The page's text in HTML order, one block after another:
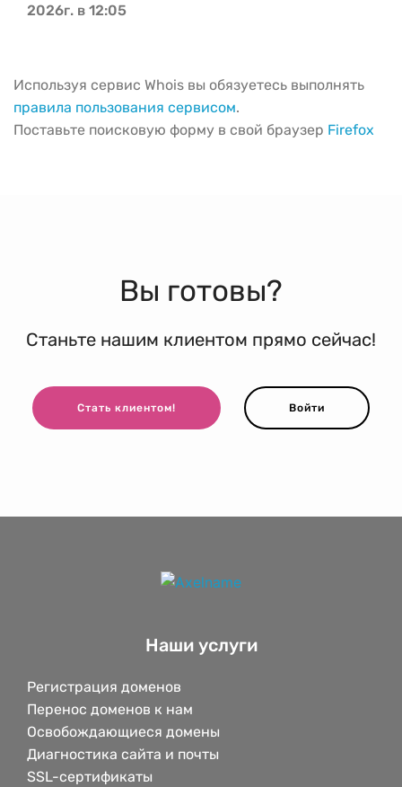
2026г. в 12:05
Используя сервис Whois вы обязуетесь выполнять
правила пользования сервисом.
Поставьте поисковую форму в свой браузер Firefox
Вы готовы?
Станьте нашим клиентом прямо сейчас!
Стать клиентом! Войти
Наши услуги
Регистрация доменов
Перенос доменов к нам
Освобождающиеся домены
Диагностика сайта и почты
SSL-сертификаты